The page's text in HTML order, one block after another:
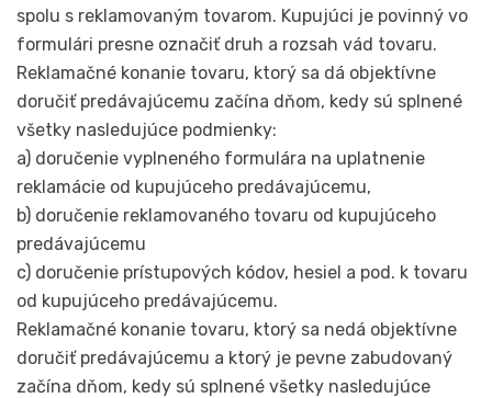
spolu s reklamovaným tovarom. Kupujúci je povinný vo
formulári presne označiť druh a rozsah vád tovaru.
Reklamačné konanie tovaru, ktorý sa dá objektívne
doručiť predávajúcemu začína dňom, kedy sú splnené
všetky nasledujúce podmienky:
a) doručenie vyplneného formulára na uplatnenie
reklamácie od kupujúceho predávajúcemu,
b) doručenie reklamovaného tovaru od kupujúceho
predávajúcemu
c) doručenie prístupových kódov, hesiel a pod. k tovaru
od kupujúceho predávajúcemu.
Reklamačné konanie tovaru, ktorý sa nedá objektívne
doručiť predávajúcemu a ktorý je pevne zabudovaný
začína dňom, kedy sú splnené všetky nasledujúce